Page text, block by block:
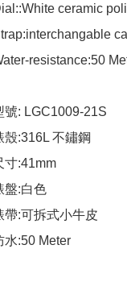
ceramic
resistance:50
號: LGC1009-21S
殼:316L 不鏽鋼
寸:41mm
盤:白色
帶:可拆式小牛皮
水:50 Meter